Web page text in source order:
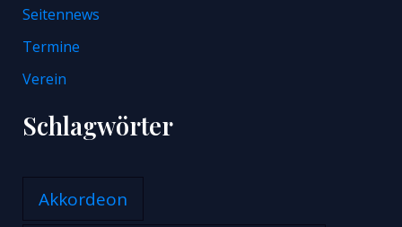
Seitennews
Termine
Verein
Schlagwörter
Akkordeon